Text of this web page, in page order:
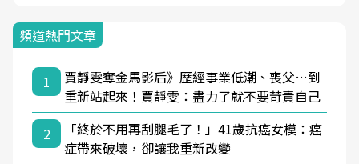
頻道熱門文章
1
賈靜雯奪金馬影后》歷經事業低潮、喪父…到
重新站起來！賈靜雯：盡力了就不要苛責自己
2
「終於不用再刮腿毛了！」41歲抗癌女模：癌
症帶來破壞，卻讓我重新改變